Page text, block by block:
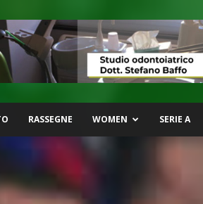
RASSEGNE WOMEN SERIE A